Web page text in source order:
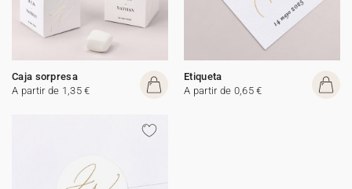
Caja sorpresa
A partir de 1,35 €
Etiqueta
A partir de 0,65 €